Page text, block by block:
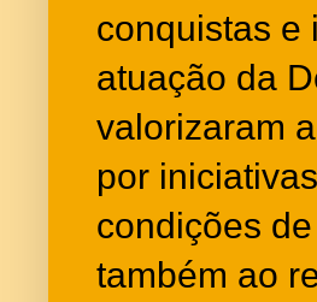
conquistas e
atuação da
valorizaram
por
condições
também ao